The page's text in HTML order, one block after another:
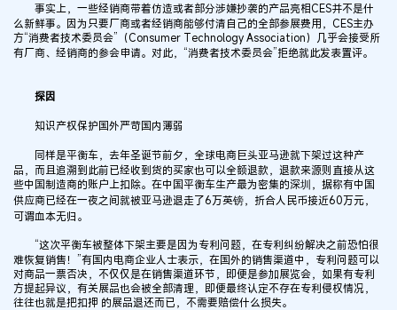
事实上，一些经销商带着仿造或者部分涉嫌抄袭的产品亮相CES并不是什
么新鲜事。因为只要厂商或者经销商能够付清自己的全部参展费用，CES主办
方“消费者技术委员会”（Consumer Technology Association）几乎会接受所
有厂商、经销商的参会申请。对此，“消费者技术委员会”拒绝就此发表置评。
探因
知识产权保护国外严苛国内薄弱
同样是平衡车，去年圣诞节前夕，全球电商巨头亚马逊就下架过这种产
品，而且追溯到此前已经收到货的买家也可以全额退款，退款来源则直接从这
些中国制造商的账户上扣除。在中国平衡车生产最为密集的深圳，据称有中国
供应商已经在一夜之间就被亚马逊退走了6万英镑，折合人民币接近60万元，
可谓血本无归。
“这次平衡车被整体下架主要是因为专利问题，在专利纠纷解决之前恐怕很
难恢复销售！”有国内电商企业人士表示，在国外的销售渠道中，专利问题可以
对商品一票否决，不仅仅是在销售渠道环节，即便是参加展览会，如果有专利
方提起异议，有关展品也会被全部清理，即便最终认定不存在专利侵权情况，
往往也就是把扣押 的展品退还而已，不需要赔偿什么损失。